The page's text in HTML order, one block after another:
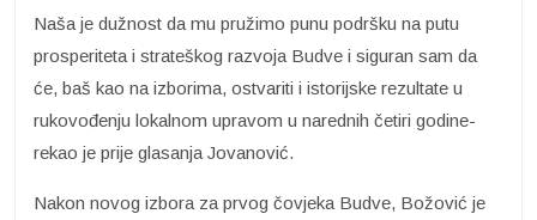
Naša je dužnost da mu pružimo punu podršku na putu
prosperiteta i strateškog razvoja Budve i siguran sam da
će, baš kao na izborima, ostvariti i istorijske rezultate u
rukovođenju lokalnom upravom u narednih četiri godine-
rekao je prije glasanja Jovanović.
Nakon novog izbora za prvog čovjeka Budve, Božović je